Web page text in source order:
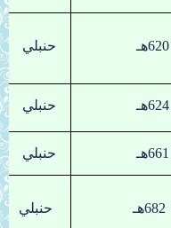
620هـ حنبلي
624هـ حنبلي
661هـ حنبلي
حنبلي